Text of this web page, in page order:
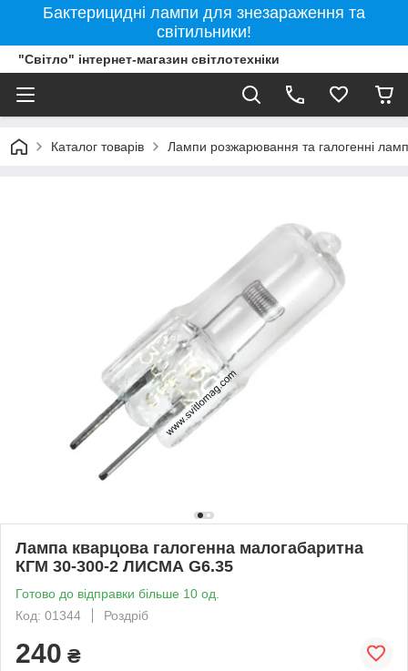
Бактерицидні лампи для знезараження та
світильники!
"Світло" інтернет-магазин світлотехніки
Каталог товарів Лампи розжарювання та галогенні
Лампа кварцова галогенна малогабаритна
КГМ 30-300-2 ЛИСМА G6.35
Готово до відправки більше 10 од.
Код: 01344
Роздріб
240 ₴